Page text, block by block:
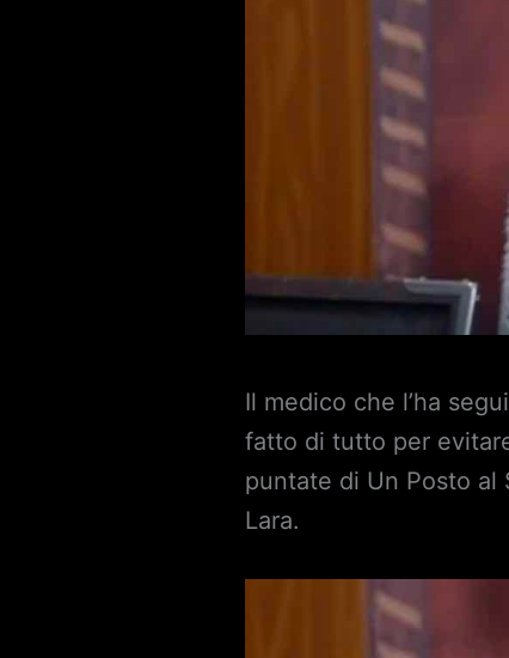
Il medico che l’ha
fatto di tutto per
puntate di Un Posto al
Lara.